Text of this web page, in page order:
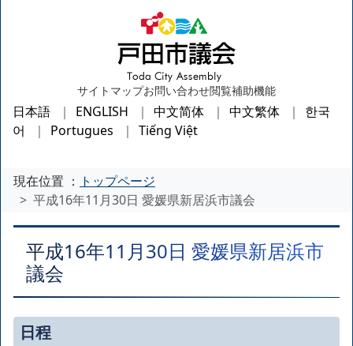
サイトマップお問い合わせ閲覧補助機能
日本語 ENGLISH 中文简体 中文繁体
한국
어
Portugues Tiếng Việt
現在位置 ： トップページ
平成16年11月30日 愛媛県新居浜市議会
平成16年11月30日 愛媛県新居浜市
議会
日程